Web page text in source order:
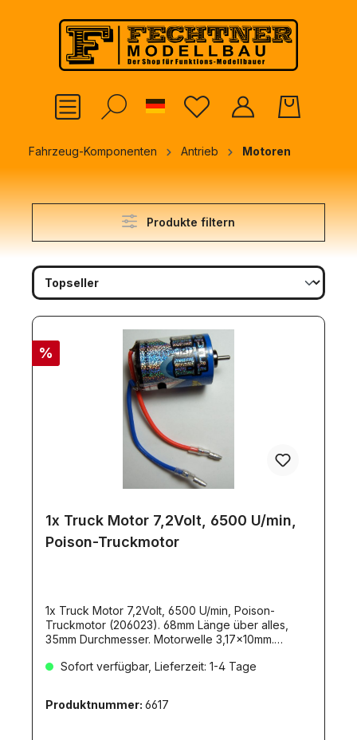
springen
German
Fahrzeug-Komponenten Antrieb Motoren
Produkte filtern
%
1x Truck Motor 7,2Volt, 6500 U/min,
Poison-Truckmotor
1x Truck Motor 7,2Volt, 6500 U/min, Poison-
Truckmotor (206023). 68mm Länge über alles,
35mm Durchmesser. Motorwelle 3,17x10mm.
Sofort verfügbar, Lieferzeit: 1-4 Tage
Produktnummer: 6617